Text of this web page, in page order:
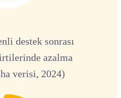
destek sonrası
azalma
verisi, 2024)